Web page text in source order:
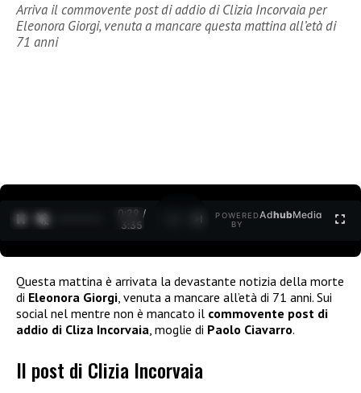
Arriva il commovente post di addio di Clizia Incorvaia per
Eleonora Giorgi, venuta a mancare questa mattina all’età di
71 anni
0:30 /
3:35
POWERED
BY
AdhubMedia
Questa mattina è arrivata la devastante notizia della morte
di Eleonora Giorgi , venuta a mancare all’età di 71 anni. Sui
social nel mentre non è mancato il commovente post di
addio di Cliza Incorvaia , moglie di Paolo Ciavarro.
Il post di Clizia Incorvaia